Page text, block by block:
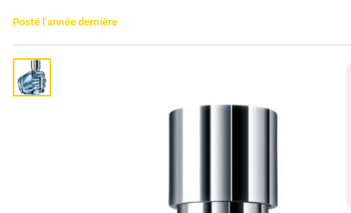
Posté l’année dernière